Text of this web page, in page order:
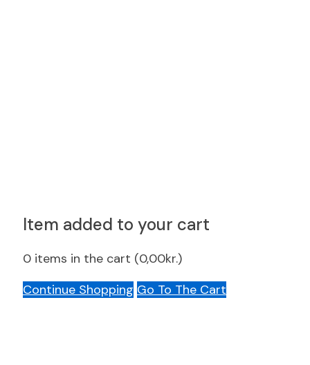
Item added to your cart
0 items in the cart (0,00kr.)
Continue Shopping Go To The Cart